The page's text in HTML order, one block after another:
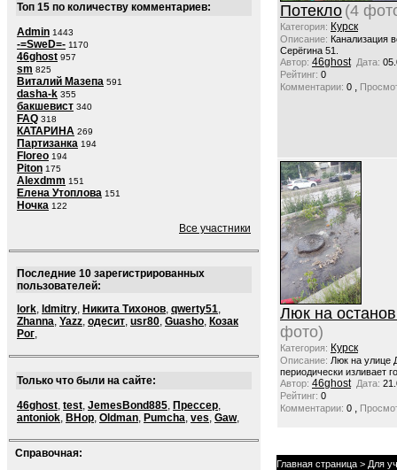
Топ 15 по количеству комментариев:
Admin 1443
-=SweD=- 1170
46ghost 957
sm 825
Виталий Мазепа 591
dasha-k 355
бакшевист 340
FAQ 318
КАТАРИНА 269
Партизанка 194
Floreo 194
Piton 175
Alexdmm 151
Елена Утоплова 151
Ночка 122
Все участники
Последние 10 зарегистрированных
пользователей:
lork, ldmitry, Никита Тихонов, qwerty51,
Zhanna, Yazz, одесит, usr80, Guasho, Козак
Рог,
Только что были на сайте:
46ghost, test, JemesBond885, Прессер,
antoniok, BHop, Oldman, Pumcha, ves, Gaw,
Справочная:
Потекло (4
Категория: Курск
Описание: Канализация
Серёгина 51.
Автор: 46ghost Дата:
Рейтинг: 0
Комментарии: 0 ,
Люк на
фото)
Категория: Курск
Описание: Люк на улице
периодически изливает
Автор: 46ghost Дата:
Рейтинг: 0
Комментарии: 0 ,
Главная страница > Для